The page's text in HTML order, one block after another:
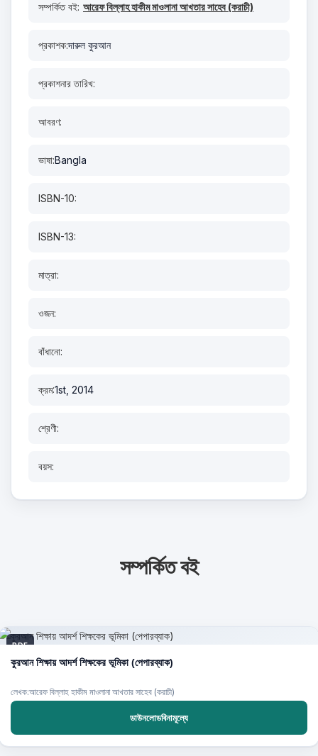
সম্পর্কিত বই: আরেফ বিল্লাহ হাকীম মাওলানা আখতার সাহেব (করাচী)
প্রকাশক:দারুল কুরআন
প্রকাশনার তারিখ:
আবরণ:
ভাষা:Bangla
ISBN-10:
ISBN-13:
মাত্রা:
ওজন:
বাঁধানো:
ক্রম:1st, 2014
শ্রেণী:
বয়স:
সম্পর্কিত বই
PDF
কুরআন শিক্ষায় আদর্শ শিক্ষকের ভূমিকা (পেপারব্যাক)
লেখক:আরেফ বিল্লাহ হাকীম মাওলানা আখতার সাহেব (করাচী)
ডাউনলোডবিনামূল্যে